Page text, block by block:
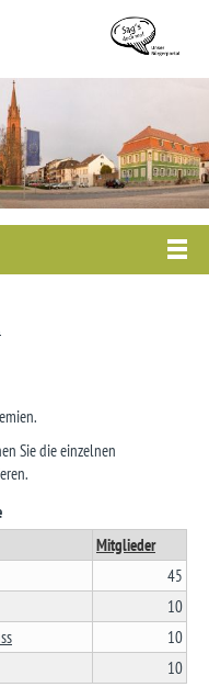
Sie die einzelnen
Mitglieder
45
10
10
10